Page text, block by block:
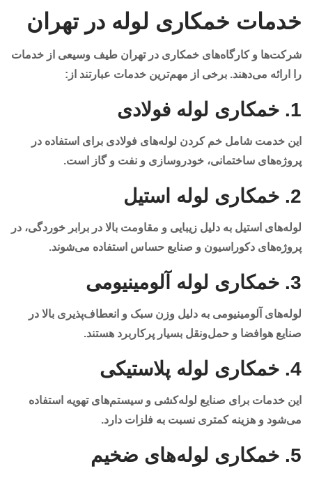
خدمات خمکاری لوله در تهران
شرکت‌ها و کارگاه‌های خمکاری در تهران طیف وسیعی از خدمات
را ارائه می‌دهند. برخی از مهم‌ترین خدمات عبارتند از:
1. خمکاری لوله فولادی
این خدمت شامل خم کردن لوله‌های فولادی برای استفاده در
پروژه‌های ساختمانی، خودروسازی و نفت و گاز است.
2. خمکاری لوله استیل
لوله‌های استیل به دلیل زیبایی و مقاومت بالا در برابر خوردگی، در
پروژه‌های دکوراسیون و صنایع حساس استفاده می‌شوند.
3. خمکاری لوله آلومینیومی
لوله‌های آلومینیومی به دلیل وزن سبک و انعطاف‌پذیری بالا در
صنایع هوافضا و حمل‌ونقل بسیار پرکاربرد هستند.
4. خمکاری لوله پلاستیکی
این خدمات برای صنایع لوله‌کشی و سیستم‌های تهویه استفاده
می‌شود و هزینه کمتری نسبت به فلزات دارد.
5. خمکاری لوله‌های ضخیم